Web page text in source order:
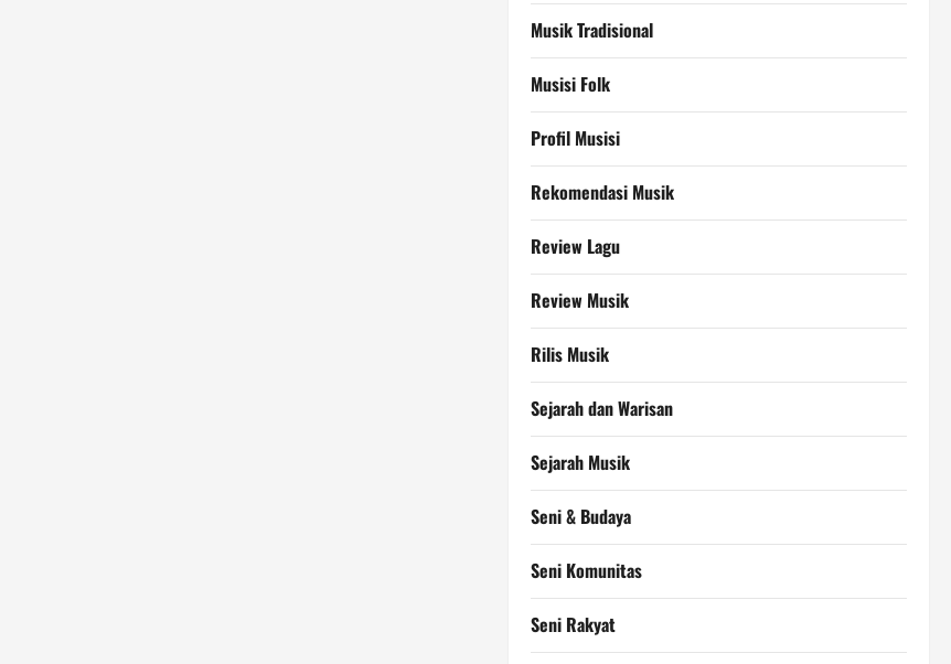
Musik Tradisional
Musisi Folk
Profil Musisi
Rekomendasi Musik
Review Lagu
Review Musik
Rilis Musik
Sejarah dan Warisan
Sejarah Musik
Seni & Budaya
Seni Komunitas
Seni Rakyat